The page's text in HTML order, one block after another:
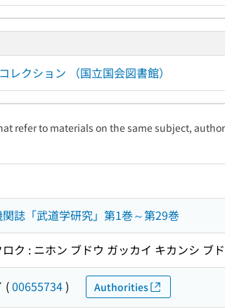
クション （国立国会図書館）
refer to materials on the same subject,
誌「武道学研究」第1巻～第29巻
ク : ニホン ブドウ ガッカイ キカンシ ブ
(00655734) Authorities